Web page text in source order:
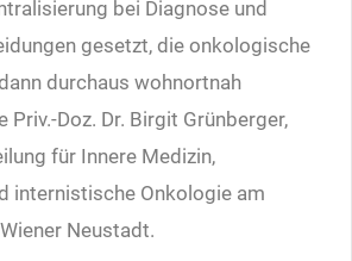
bei Diagnose und
gesetzt, die onkologische
durchaus wohnortnah
Priv.-Doz. Dr. Birgit Grünberger,
für Innere Medizin,
internistische Onkologie am
Neustadt.